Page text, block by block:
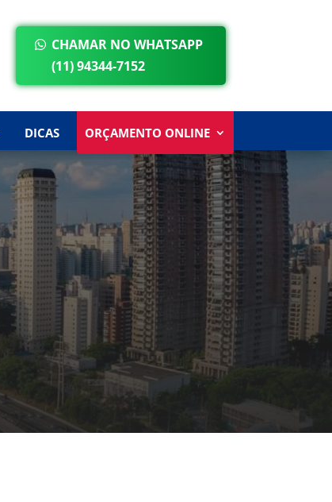
CHAMAR NO WHATSAPP
(11) 94344-7152
DICAS ORÇAMENTO ONLINE